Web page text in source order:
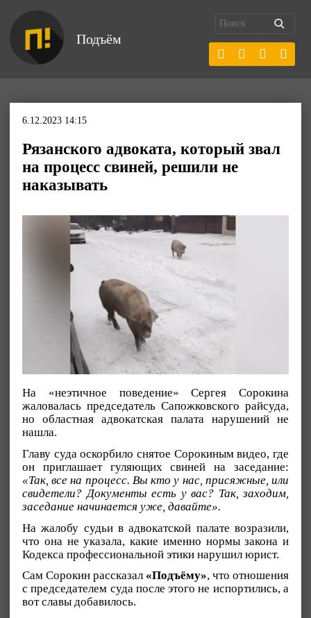
Подъём
6.12.2023 14:15
Рязанского адвоката, который звал
на процесс свиней, решили не
наказывать
На «неэтичное поведение» Сергея Сорокина
жаловалась председатель Сапожковского райсуда,
но областная адвокатская палата нарушений не
нашла.
Главу суда оскорбило снятое Сорокиным видео, где
он приглашает гуляющих свиней на заседание:
«Так, все на процесс. Вы кто у нас, присяжные, или
свидетели? Документы есть у вас? Так, заходим,
заседание начинается уже, давайте».
На жалобу судьи в адвокатской палате возразили,
что она не указала, какие именно нормы закона и
Кодекса профессиональной этики нарушил юрист.
Сам Сорокин рассказал «Подъёму», что отношения
с председателем суда после этого не испортились, а
вот славы добавилось.